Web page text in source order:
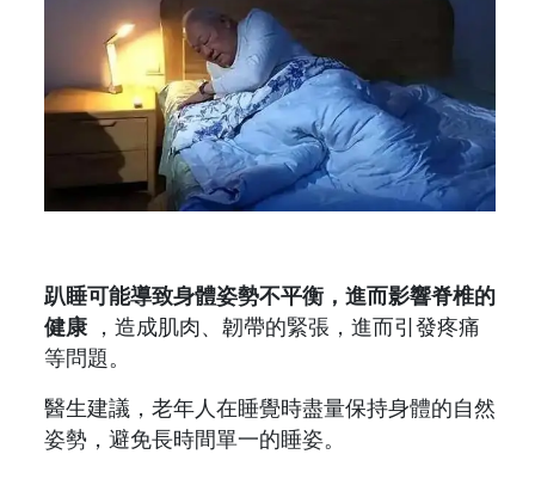
趴睡可能導致身體姿勢不平衡，進而影響脊椎的
健康 ，造成肌肉、韌帶的緊張，進而引發疼痛
等問題。
醫生建議，老年人在睡覺時盡量保持身體的自然
姿勢，避免長時間單一的睡姿。